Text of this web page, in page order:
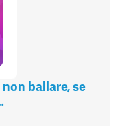
ballare, se